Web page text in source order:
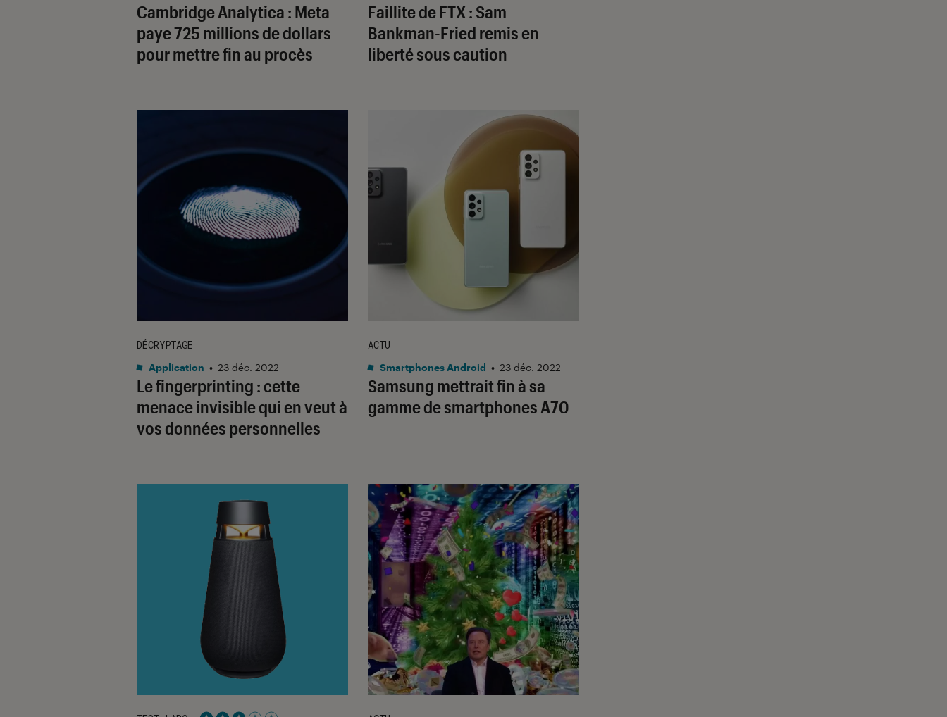
Cambridge Analytica : Meta
paye 725 millions de dollars
pour mettre fin au procès
Faillite de FTX : Sam
Bankman-Fried remis en
liberté sous caution
Le fingerprinting : cette
menace invisible qui en veut à
vos données personnelles
DÉCRYPTAGE
Application • 23 déc. 2022
Samsung mettrait fin à sa
gamme de smartphones A70
ACTU
Smartphones Android • 23 déc. 2022